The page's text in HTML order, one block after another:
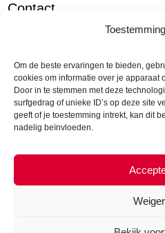
Om de beste ervaringen te bieden,
cookies om informatie over je apparaat
Door in te stemmen met deze
surfgedrag of unieke ID’s op deze site
geeft of je toestemming intrekt, kan dit
nadelig beïnvloeden.
Contact
t.0228 53 00 40
e.info@hetindustriehuis.com
KVK 51483904
BTW NL850044522B01